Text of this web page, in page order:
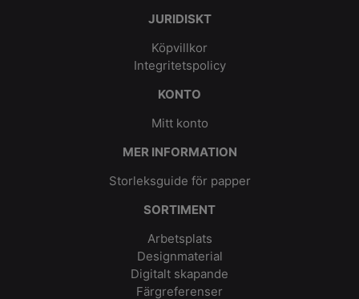
JURIDISKT
Köpvillkor
Integritetspolicy
KONTO
Mitt konto
MER INFORMATION
Storleksguide för papper
SORTIMENT
Arbetsplats
Designmaterial
Digitalt skapande
Färgreferenser